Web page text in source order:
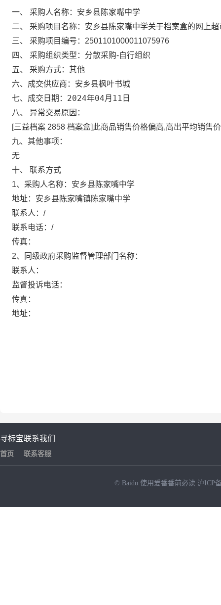
一、 采购人名称： 安乡县陈家嘴中学
二、 采购项目名称： 安乡县陈家嘴中学关于档案盒的网上
三、 采购项目编号： 2501101000011075976
四、 采购组织类型： 分散采购-自行组织
五、 采购方式： 其他
六、成交供应商： 安乡县枫叶书城
七、成交日期： 2024年04月11日
八、 异常交易原因：
[三益档案 2858 档案盒]此商品销售价格偏高,高出平均销售
九、其他事项：
无
十、 联系方式
1、采购人名称： 安乡县陈家嘴中学
地址： 安乡县陈家嘴镇陈家嘴中学
联系人： /
联系电话： /
传真：
2、同级政府采购监督管理部门名称：
联系人：
监督投诉电话：
传真：
地址：
寻标宝
首页
联系我们
联系客服
© Baidu 使用爱番番前必读 沪ICP